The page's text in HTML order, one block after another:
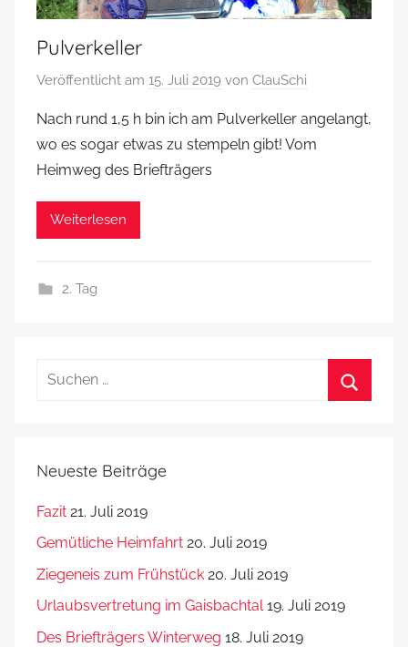
Pulverkeller
Veröffentlicht am 15. Juli 2019 von ClauSchi
Nach rund 1,5 h bin ich am Pulverkeller angelangt,
wo es sogar etwas zu stempeln gibt! Vom
Heimweg des Briefträgers
Weiterlesen
2. Tag
Suchen
Neueste Beiträge
Fazit 21. Juli 2019
Gemütliche Heimfahrt 20. Juli 2019
Ziegeneis zum Frühstück 20. Juli 2019
Urlaubsvertretung im Gaisbachtal 19. Juli 2019
Des Briefträgers Winterweg 18. Juli 2019